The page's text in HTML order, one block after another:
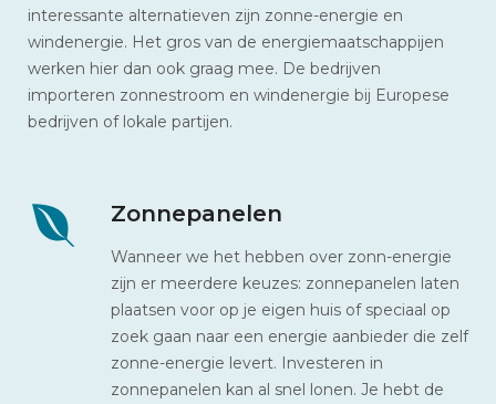
interessante alternatieven zijn zonne-energie en
windenergie. Het gros van de energiemaatschappijen
werken hier dan ook graag mee. De bedrijven
importeren zonnestroom en windenergie bij Europese
bedrijven of lokale partijen.
Zonnepanelen
Wanneer we het hebben over zonn-energie
zijn er meerdere keuzes: zonnepanelen laten
plaatsen voor op je eigen huis of speciaal op
zoek gaan naar een energie aanbieder die zelf
zonne-energie levert. Investeren in
zonnepanelen kan al snel lonen. Je hebt de